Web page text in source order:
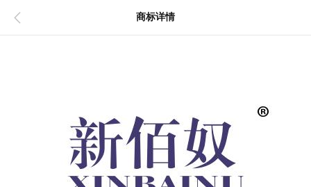
商标详情